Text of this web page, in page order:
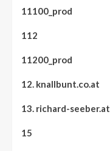
11100_prod
112
11200_prod
12. knallbunt.co.at
13. richard-seeber.at
15